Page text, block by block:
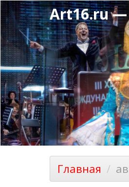
Перейти
к
основному
содержанию
Art16.ru —
Главная